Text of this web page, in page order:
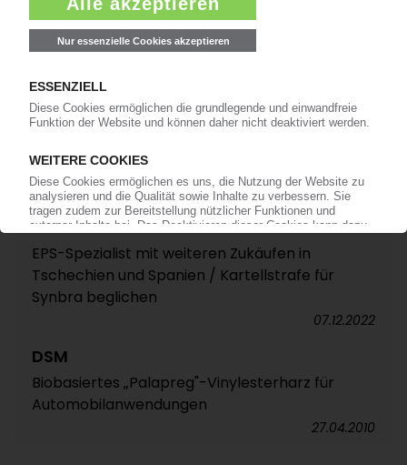
BEWI
EPS-Spezialist mit weiteren Zukäufen in
Tschechien und Spanien / Kartellstrafe für
Synbra beglichen
07.12.2022
DSM
Biobasiertes „Palapreg"-Vinylesterharz für
Automobilanwendungen
27.04.2010